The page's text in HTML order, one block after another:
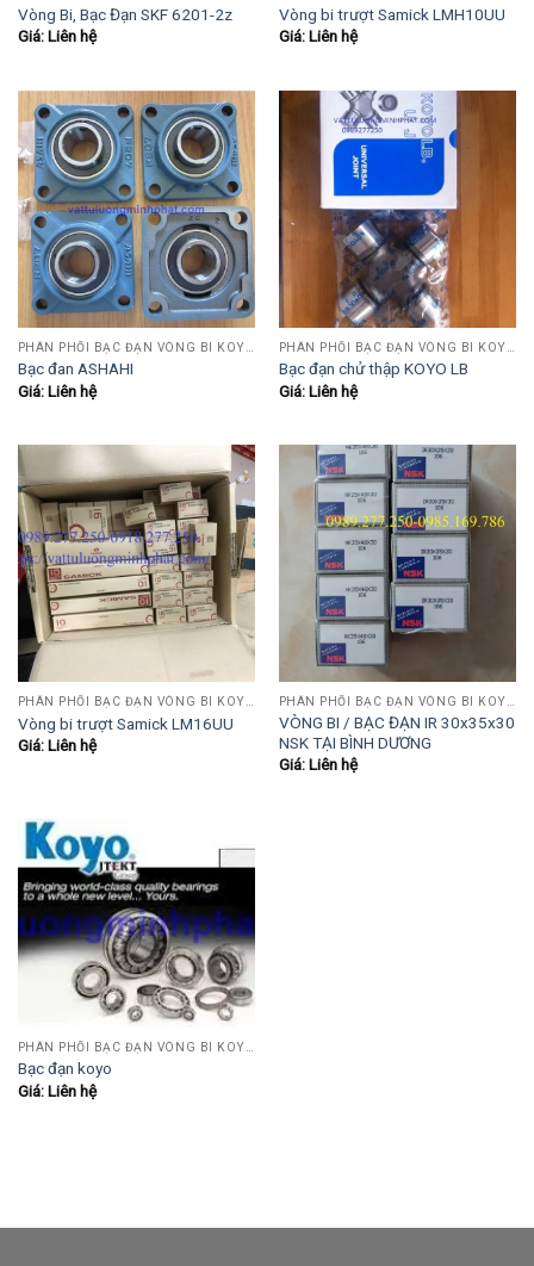
Vòng Bi, Bạc Đạn SKF 6201-2z
Giá: Liên hệ
Vòng bi trượt Samick LMH10UU
Giá: Liên hệ
Bạc đan ASHAHI
Giá: Liên hệ
Bạc đạn chử thập KOYO LB
Giá: Liên hệ
Vòng bi trượt Samick LM16UU
Giá: Liên hệ
VÒNG BI / BẠC ĐẠN IR 30x35x30
NSK TẠI BÌNH DƯƠNG
Giá: Liên hệ
Bạc đạn koyo
Giá: Liên hệ